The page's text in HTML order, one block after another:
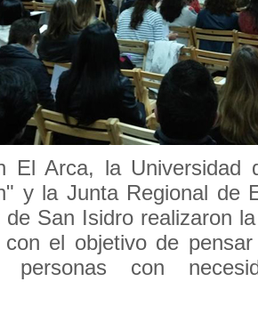
El Arca, la Universidad
y la Junta Regional de
de San Isidro realizaron
con el objetivo de
con